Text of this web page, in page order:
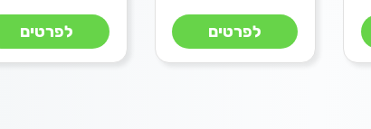
לפרטים לפרטים